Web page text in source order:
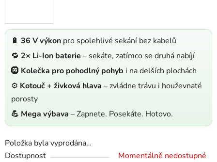
🔋 36 V výkon pro spolehlivé sekání bez kabelů
🔁 2× Li-Ion baterie – sekáte, zatímco se druhá nabíjí
🛞 Kolečka pro pohodlný pohyb i na delších plochách
⚙️ Kotouč + živková hlava – zvládne trávu i houževnaté
porosty
💪 Mega výbava – Zapnete. Posekáte. Hotovo.
Položka byla vyprodána…
Dostupnost
Momentálně nedostupné